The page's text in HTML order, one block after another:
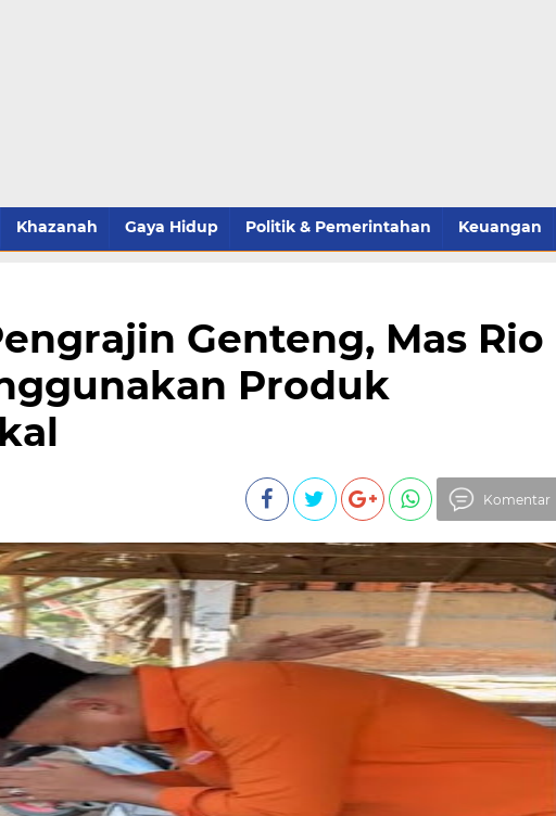
Khazanah Gaya Hidup Politik & Pemerintahan Keuangan
Genteng, Mas Rio
Produk
Komentar